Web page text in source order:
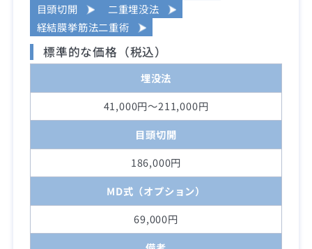
目頭切開
二重埋没法
経結膜挙筋法二重術
標準的な価格（税込）
埋没法
41,000円～211,000円
目頭切開
186,000円
MD式（オプション）
69,000円